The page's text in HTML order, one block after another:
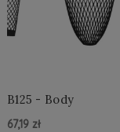
B125 - Body
67,19 zł